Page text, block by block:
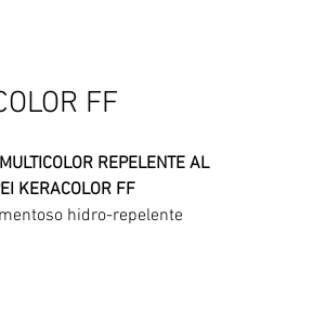
FF
REPELENTE AL
KERACOLOR FF
hidro-repelente